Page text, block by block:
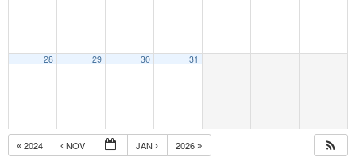
28 29 30 31
2024 NOV JAN 2026